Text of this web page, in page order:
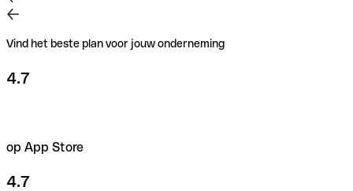
Vind het beste plan voor jouw onderneming
4.7
op App Store
4.7